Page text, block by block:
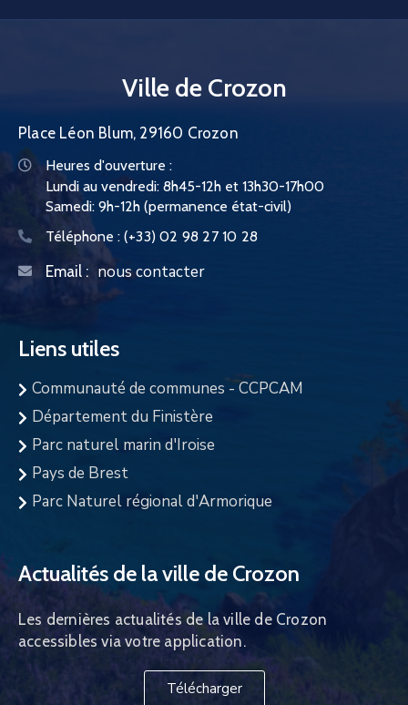
Ville de Crozon
Place Léon Blum, 29160 Crozon
Heures d'ouverture :
Lundi au vendredi: 8h45-12h et 13h30-17h00
Samedi: 9h-12h (permanence état-civil)
Téléphone : (+33) 02 98 27 10 28
Email : nous contacter
Liens utiles
Communauté de communes - CCPCAM
Département du Finistère
Parc naturel marin d'Iroise
Pays de Brest
Parc Naturel régional d'Armorique
Actualités de la ville de Crozon
Les dernières actualités de la ville de Crozon
accessibles via votre application.
Télécharger